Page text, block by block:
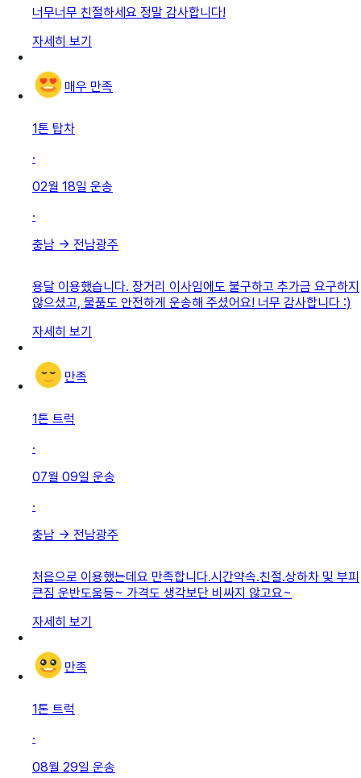
너무너무 친절하세요 정말 감사합니다!
자세히 보기
매우 만족
1톤 탑차
·
02월 18일 운송
·
충남 → 전남광주
용달 이용했습니다. 장거리 이사임에도 불구하고 추가금 요구하지
않으셨고, 물품도 안전하게 운송해 주셨어요! 너무 감사합니다 :)
자세히 보기
만족
1톤 트럭
·
07월 09일 운송
·
충남 → 전남광주
처음으로 이용했는데요 만족합니다.시간약속.친절.상하차 및 부피
큰짐 운반도움등~ 가격도 생각보단 비싸지 않고요~
자세히 보기
만족
1톤 트럭
·
08월 29일 운송